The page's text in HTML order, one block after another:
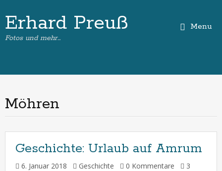
Erhard Preuß
Fotos und mehr…
Menu
Möhren
Geschichte: Urlaub auf Amrum
6. Januar 2018 Geschichte 0 Kommentare
3